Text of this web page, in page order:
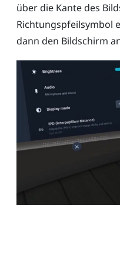
über die Kante des
Richtungspfeilsymbol
dann den Bildschirm